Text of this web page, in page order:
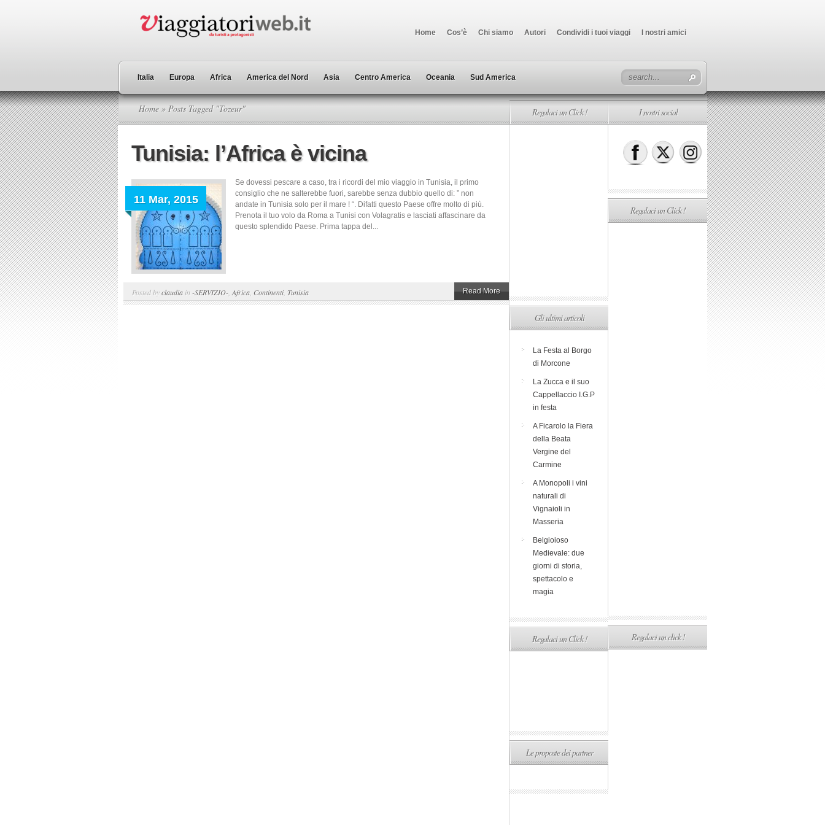
Home Cos’è Chi siamo Autori Condividi i tuoi viaggi I nostri amici
Italia Europa Africa America del Nord Asia Centro America Oceania Sud America
Home » Posts Tagged "Tozeur"
Tunisia: l’Africa è vicina
11 Mar, 2015
Se dovessi pescare a caso, tra i ricordi del mio viaggio in Tunisia, il primo
consiglio che ne salterebbe fuori, sarebbe senza dubbio quello di: ” non
andate in Tunisia solo per il mare ! “. Difatti questo Paese offre molto di più.
Prenota il tuo volo da Roma a Tunisi con Volagratis e lasciati affascinare da
questo splendido Paese. Prima tappa del...
Posted byclaudia in -SERVIZIO- Africa Continenti, Tunisia Read More
Regalaci un Click !
Gli ultimi articoli
La Festa al Borgo
di Morcone
La Zucca e il suo
Cappellaccio I.G.P
in festa
A Ficarolo la Fiera
della Beata
Vergine del
Carmine
A Monopoli i vini
naturali di
Vignaioli in
Masseria
Belgioioso
Medievale: due
giorni di storia,
spettacolo e
magia
Regalaci un Click !
Le proposte dei partner
I nostri social
Regalaci un Click !
Regalaci un click !